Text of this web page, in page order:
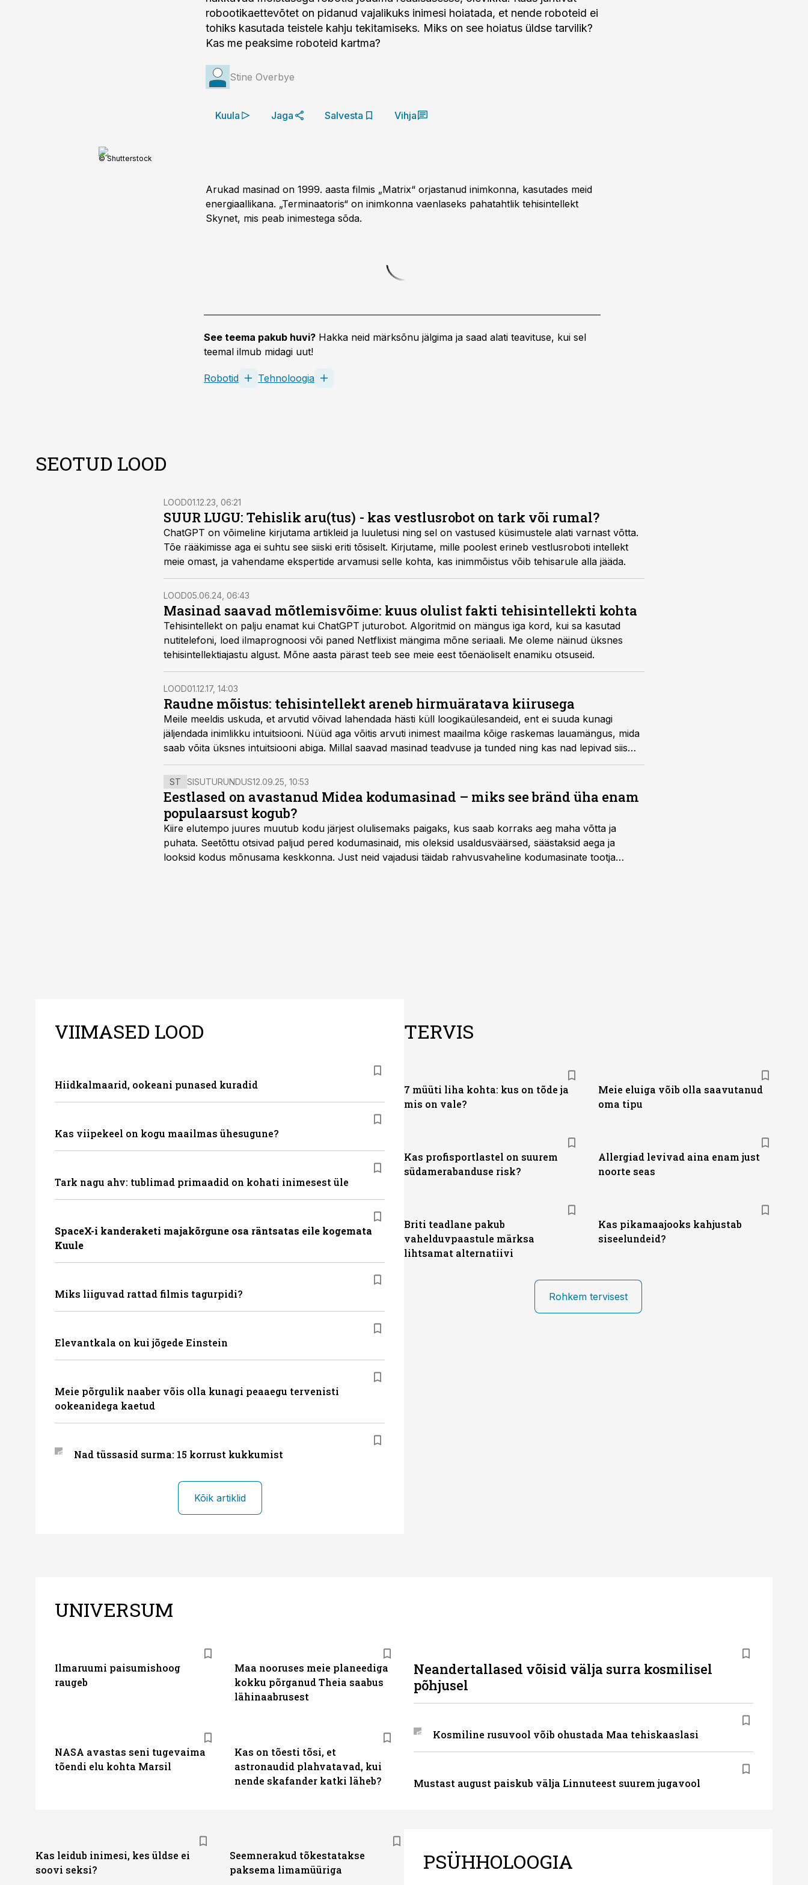
robootikaettevõtet on pidanud vajalikuks inimesi hoiatada, et nende roboteid ei
tohiks kasutada teistele kahju tekitamiseks. Miks on see hoiatus üldse tarvilik?
Kas me peaksime roboteid kartma?
Stine Overbye
Kuula Jaga Salvesta Vihja
© Shutterstock
Arukad masinad on 1999. aasta filmis „Matrix“ orjastanud inimkonna, kasutades meid
energiaallikana. „Termi­naatoris“ on inimkonna vaenlaseks pahatahtlik tehisintellekt
Skynet, mis peab inimestega sõda.
See teema pakub huvi? Hakka neid märksõnu jälgima ja saad alati teavituse, kui sel
teemal ilmub midagi uut!
Robotid Tehnoloogia
SEOTUD LOOD
LOOD01.12.23, 06:21
SUUR LUGU: Tehislik aru(tus) - kas vestlusrobot on tark või rumal?
ChatGPT on võimeline kirjutama artikleid ja luuletusi ning sel on vastused küsimustele alati varnast võtta.
Tõe rääkimisse aga ei suhtu see siiski eriti tõsiselt. Kirjutame, mille poolest erineb vestlusroboti intellekt
meie omast, ja vahendame ekspertide arvamusi selle kohta, kas inimmõistus võib tehisarule alla jääda.
LOOD05.06.24, 06:43
Masinad saavad mõtlemisvõime: kuus olulist fakti tehisintellekti kohta
Tehisintellekt on palju enamat kui ChatGPT juturobot. Algoritmid on mängus iga kord, kui sa kasutad
nutitelefoni, loed ilmaprognoosi või paned Netflixist mängima mõne seriaali. Me oleme näinud üksnes
tehisintellektiajastu algust. Mõne aasta pärast teeb see meie eest tõenäoliselt enamiku otsuseid.
LOOD01.12.17, 14:03
Raudne mõistus: tehisintellekt areneb hirmuäratava kiirusega
Meile meeldis uskuda, et arvutid võivad lahendada hästi küll loogikaülesandeid, ent ei suuda kunagi
jäljendada inimlikku intuitsiooni. Nüüd aga võitis arvuti inimest maailma kõige raskemas lauamängus, mida
saab võita üksnes intuitsiooni abiga. Millal saavad masinad teadvuse ja tunded ning kas nad lepivad siis
lihtsalt inimese teenimisega?
ST SISUTURUNDUS12.09.25, 10:53
Eestlased on avastanud Midea kodumasinad – miks see bränd üha enam
populaarsust kogub?
Kiire elutempo juures muutub kodu järjest olulisemaks paigaks, kus saab korraks aeg maha võtta ja
puhata. Seetõttu otsivad paljud pered kodumasinaid, mis oleksid usaldusväärsed, säästaksid aega ja
looksid kodus mõnusama keskkonna. Just neid vajadusi täidab rahvusvaheline kodumasinate tootja
VIIMASED LOOD
Hiidkalmaarid, ookeani punased kuradid
Kas viipekeel on kogu maailmas ühesugune?
Tark nagu ahv: tublimad primaadid on kohati inimesest üle
SpaceX-i kanderaketi majakõrgune osa räntsatas eile kogemata
Kuule
Miks liiguvad rattad filmis tagurpidi?
Elevantkala on kui jõgede Einstein
Meie põrgulik naaber võis olla kunagi peaaegu tervenisti
ookeanidega kaetud
Nad tüssasid surma: 15 korrust kukkumist
Kõik artiklid
TERVIS
7 müüti liha kohta: kus on tõde ja
mis on vale?
Meie eluiga võib olla saavutanud
oma tipu
Kas profisportlastel on suurem
südamerabanduse risk?
Allergiad levivad aina enam just
noorte seas
Briti teadlane pakub
vahelduvpaastule märksa
lihtsamat alternatiivi
Kas pikamaajooks kahjustab
siseelundeid?
Rohkem tervisest
UNIVERSUM
Ilmaruumi paisumishoog
raugeb
Maa nooruses meie planeediga
kokku põrganud Theia saabus
lähinaabrusest
Neandertallased võisid välja surra kosmilisel
põhjusel
Kosmiline rusuvool võib ohustada Maa tehiskaaslasi
Mustast august paiskub välja Linnuteest suurem jugavool
NASA avastas seni tugevaima
tõendi elu kohta Marsil
Kas on tõesti tõsi, et
astronaudid plahvatavad, kui
nende skafander katki läheb?
Kas leidub inimesi, kes üldse ei
soovi seksi?
Seemnerakud tõkestatakse
paksema limamüüriga
PSÜHHOLOOGIA